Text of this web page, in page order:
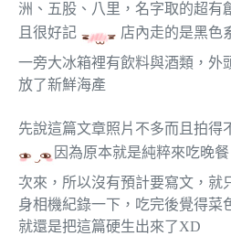
洲、五股、八里，名字取的超有
且很好記
店內走的是黑色
一旁大冰箱裡有飲料與酒類，外
放了新鮮海產
先說這篇文章照片不多而且拍得
因為原本就是純粹來吃晚
次來，所以沒有預計要寫文，就
身相機紀錄一下，吃完後覺得菜
就還是把這篇硬生出來了XD